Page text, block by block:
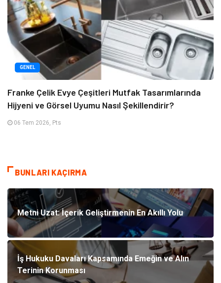
GENEL
Franke Çelik Evye Çeşitleri Mutfak Tasarımlarında
Hijyeni ve Görsel Uyumu Nasıl Şekillendirir?
06 Tem 2026, Pts
BUNLARI KAÇIRMA
Metni Uzat: İçerik Geliştirmenin En Akıllı Yolu
İş Hukuku Davaları Kapsamında Emeğin ve Alın
Terinin Korunması